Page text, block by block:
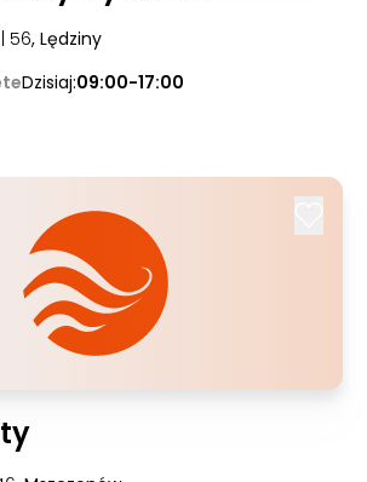
| 56, Lędziny
Dzisiaj:09:00-17:00